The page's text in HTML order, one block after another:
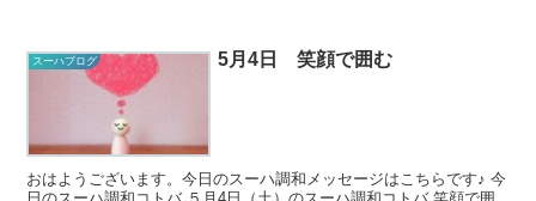
スーハブログ 5月4日 笑顔で囲む
おはようございます。今日のスーハ調和メッセージはこちらです♪ 今